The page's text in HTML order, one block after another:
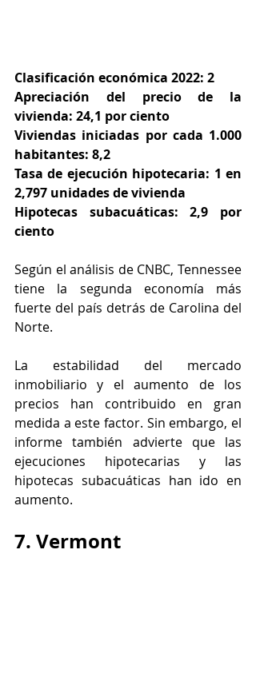
Clasificación económica 2022: 2
Apreciación del precio de la
vivienda: 24,1 por ciento
Viviendas iniciadas por cada 1.000
habitantes: 8,2
Tasa de ejecución hipotecaria: 1 en
2,797 unidades de vivienda
Hipotecas subacuáticas: 2,9 por
ciento
Según el análisis de CNBC, Tennessee
tiene la segunda economía más
fuerte del país detrás de Carolina del
Norte.
La estabilidad del mercado
inmobiliario y el aumento de los
precios han contribuido en gran
medida a este factor. Sin embargo, el
informe también advierte que las
ejecuciones hipotecarias y las
hipotecas subacuáticas han ido en
aumento.
7. Vermont